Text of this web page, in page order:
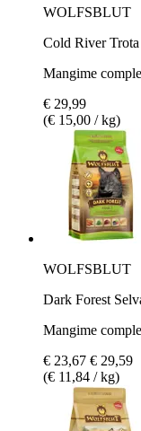
WOLFSBLUT
Cold River
Mangime
€ 29,99
(€ 15,00 / kg)
WOLFSBLUT
Dark Forest
Mangime
€ 23,67 € 29,59
(€ 11,84 / kg)